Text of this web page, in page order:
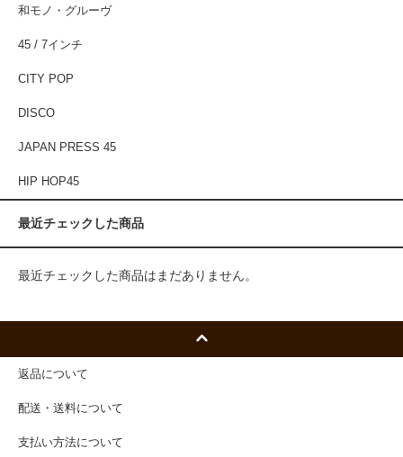
和モノ・グルーヴ
45 / 7インチ
CITY POP
DISCO
JAPAN PRESS 45
HIP HOP45
最近チェックした商品
最近チェックした商品はまだありません。
返品について
配送・送料について
支払い方法について